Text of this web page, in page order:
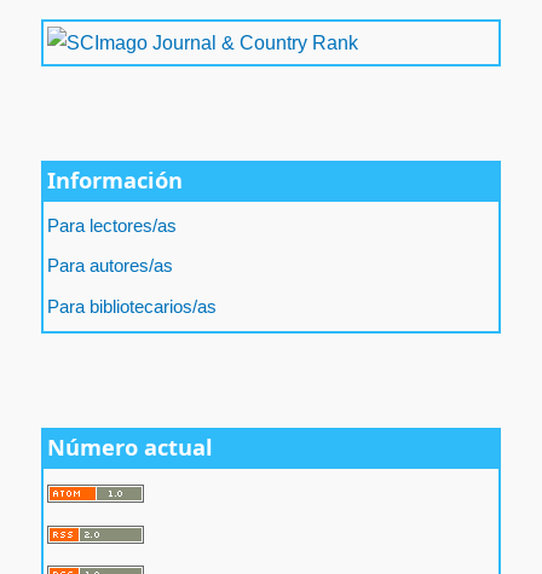
Información
Para lectores/as
Para autores/as
Para bibliotecarios/as
Número actual